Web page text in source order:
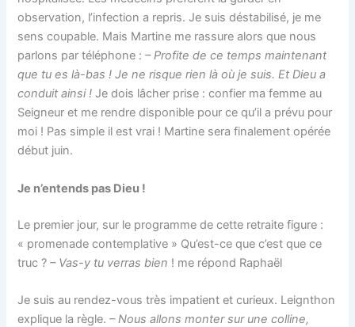
observation, l’infection a repris. Je suis déstabilisé, je me
sens coupable. Mais Martine me rassure alors que nous
parlons par téléphone :– Profite de ce temps maintenant
que tu es là-bas ! Je ne risque rien là où je suis. Et Dieu a
conduit ainsi ! Je dois lâcher prise : confier ma femme au
Seigneur et me rendre disponible pour ce qu’il a prévu pour
moi ! Pas simple il est vrai ! Martine sera finalement opérée
début juin.
Je n’entends pas Dieu !
Le premier jour, sur le programme de cette retraite figure :
« promenade contemplative » Qu’est-ce que c’est que ce
truc ?– Vas-y tu verras bien ! me répond Raphaël
Je suis au rendez-vous très impatient et curieux. Leignthon
explique la règle. – Nous allons monter sur une colline,